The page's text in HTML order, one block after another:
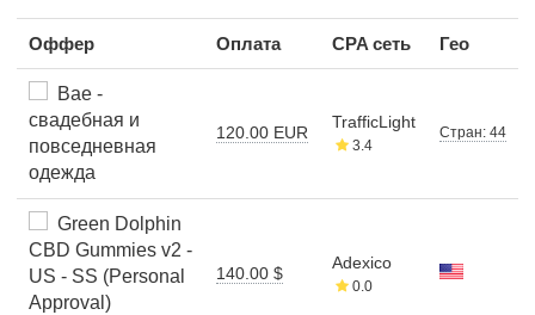
Оффер Оплата CPA сеть Гео
Bae -
свадебная и
повседневная
одежда
120.00 EUR
TrafficLight
3.4
Стран: 44
Green Dolphin
CBD Gummies v2 -
US - SS (Personal
Approval)
140.00 $
Adexico
0.0